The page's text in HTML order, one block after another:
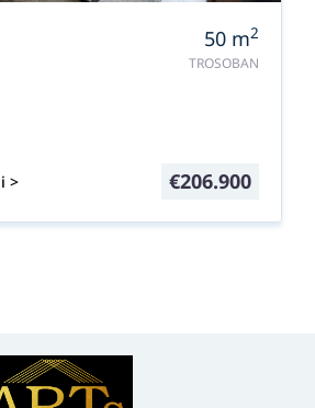
50 m2
TROSOBAN
> €206.900